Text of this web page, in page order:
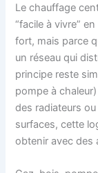
Le chauffage
“facile à vivre”
fort, mais parce
un réseau qui
principe reste
pompe à
des radiateurs
surfaces, cette
obtenir avec des